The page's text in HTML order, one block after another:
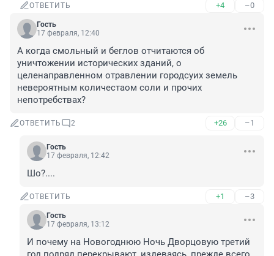
ОТВЕТИТЬ +4 –0
Гость
17 февраля, 12:40
А когда смольный и беглов отчитаются об
уничтожении исторических зданий, о
целенаправленном отравлении городсуих земель
невероятным количестаом соли и прочих
непотребствах?
ОТВЕТИТЬ 2 +26 –1
Гость
17 февраля, 12:42
Шо?....
ОТВЕТИТЬ +1 –3
Гость
17 февраля, 13:12
И почему на Новогоднюю Ночь Дворцовую третий